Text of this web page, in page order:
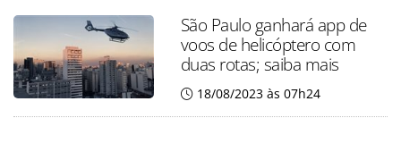
São Paulo ganhará app de
voos de helicóptero com
duas rotas; saiba mais
18/08/2023 às 07h24